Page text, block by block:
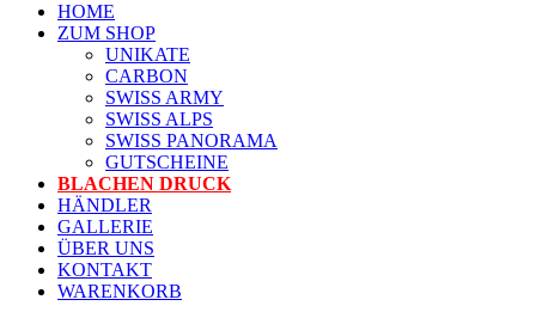
HOME
ZUM SHOP
UNIKATE
CARBON
SWISS ARMY
SWISS ALPS
SWISS PANORAMA
GUTSCHEINE
BLACHEN DRUCK
HÄNDLER
GALLERIE
ÜBER UNS
KONTAKT
WARENKORB